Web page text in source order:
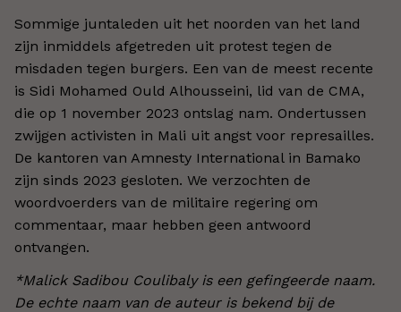
Sommige juntaleden uit het noorden van het land
zijn inmiddels afgetreden uit protest tegen de
misdaden tegen burgers. Een van de meest recente
is Sidi Mohamed Ould Alhousseini, lid van de CMA,
die op 1 november 2023 ontslag nam. Ondertussen
zwijgen activisten in Mali uit angst voor represailles.
De kantoren van Amnesty International in Bamako
zijn sinds 2023 gesloten. We verzochten de
woordvoerders van de militaire regering om
commentaar, maar hebben geen antwoord
ontvangen.
*Malick Sadibou Coulibaly is een gefingeerde naam.
De echte naam van de auteur is bekend bij de